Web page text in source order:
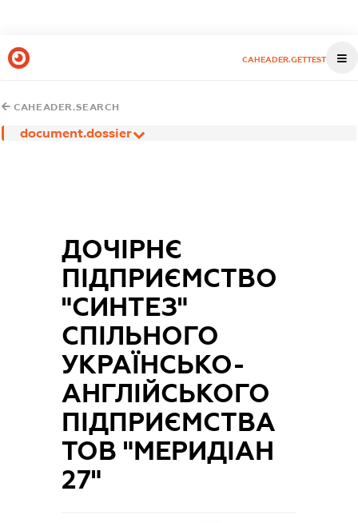
CAHEADER.GETTEST
CAHEADER.SEARCH
document.dossier
ДОЧІРНЄ
ПІДПРИЄМСТВО
"СИНТЕЗ"
СПІЛЬНОГО
УКРАЇНСЬКО-
АНГЛІЙСЬКОГО
ПІДПРИЄМСТВА
ТОВ "МЕРИДІАН
27"